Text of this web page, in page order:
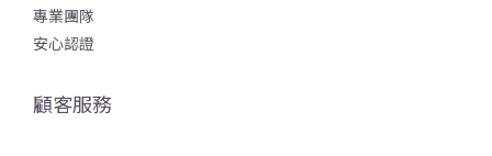
專業團隊
安心認證
顧客服務